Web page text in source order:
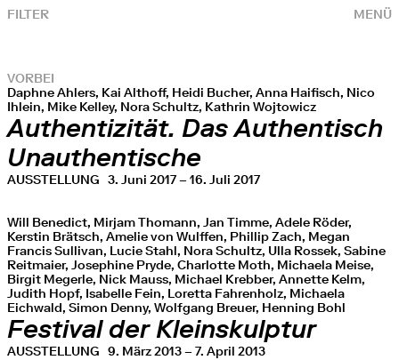
MENÜ
FILTER
VORBEI
Daphne Ahlers, Kai Althoff, Heidi Bucher, Anna Haifisch, Nico
Ihlein, Mike Kelley, Nora Schultz, Kathrin Wojtowicz
Authentizität. Das Authentisch
Unauthentische
AUSSTELLUNG 3. Juni 2017 – 16. Juli 2017
Will Benedict, Mirjam Thomann, Jan Timme, Adele Röder,
Kerstin Brätsch, Amelie von Wulffen, Phillip Zach, Megan
Francis Sullivan, Lucie Stahl, Nora Schultz, Ulla Rossek, Sabine
Reitmaier, Josephine Pryde, Charlotte Moth, Michaela Meise,
Birgit Megerle, Nick Mauss, Michael Krebber, Annette Kelm,
Judith Hopf, Isabelle Fein, Loretta Fahrenholz, Michaela
Eichwald, Simon Denny, Wolfgang Breuer, Henning Bohl
Festival der Kleinskulptur
AUSSTELLUNG 9. März 2013 – 7. April 2013